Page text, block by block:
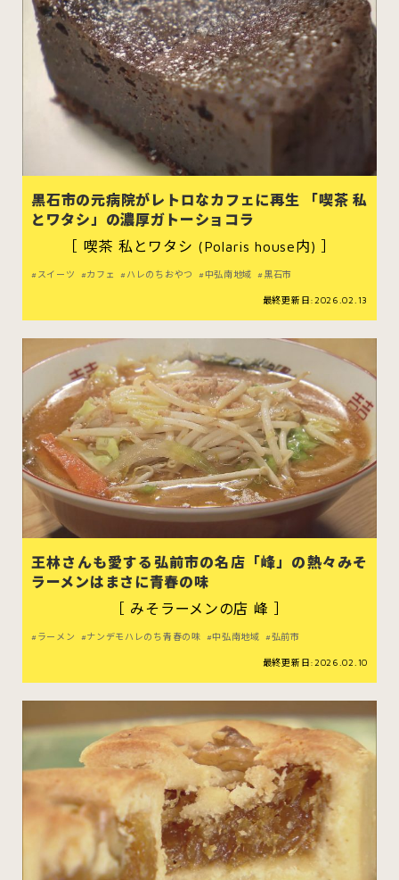
黒石市の元病院がレトロなカフェに再生 「喫茶 私
とワタシ」の濃厚ガトーショコラ
［ 喫茶 私とワタシ (Polaris house内) ］
スイーツ カフェ ハレのちおやつ 中弘南地域 黒石市
最終更新日:2026.02.13
王林さんも愛する弘前市の名店「峰」の熱々みそ
ラーメンはまさに青春の味
［ みそラーメンの店 峰 ］
ラーメン ナンデモハレのち青春の味 中弘南地域 弘前市
最終更新日:2026.02.10